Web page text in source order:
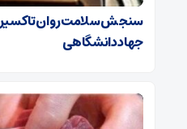
سنجش سلامت روان
جهاد دانشگاهی